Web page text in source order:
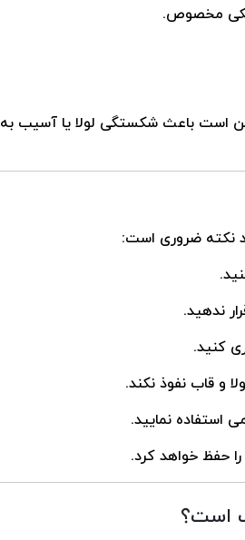
مخصوص.
است باعث شکستگی لولا یا آسیب به
نکته ضروری است:
ندهید.
کنید.
و قاب نفوذ نکند.
استفاده نمایید.
حفظ خواهد کرد.
است؟